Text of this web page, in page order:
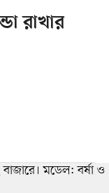
রাখার